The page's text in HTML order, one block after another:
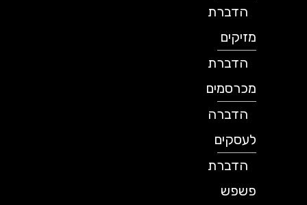
הדברת
מזיקים
הדברת
מכרסמים
הדברה
לעסקים
הדברת
פשפש